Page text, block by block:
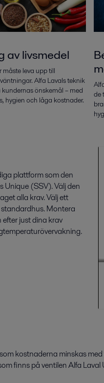
av livsmedel
måste leva upp till
Alfa Lavals teknik
önskemål – med
hygien och låga kostnader.
de
plattform som den
Unique (SSV). Välj den
alla krav. Välj ett
Montera
just dina krav
kostnaderna minskas
finns på ventilen Alfa